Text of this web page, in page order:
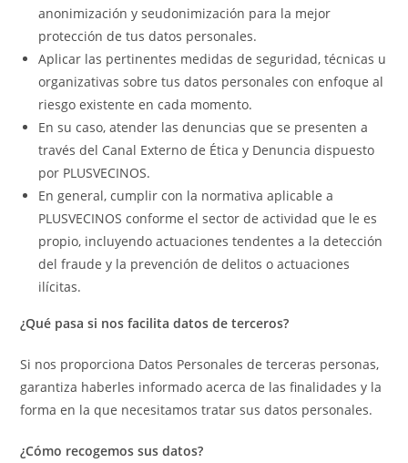
anonimización y seudonimización para la mejor
protección de tus datos personales.
Aplicar las pertinentes medidas de seguridad, técnicas u
organizativas sobre tus datos personales con enfoque al
riesgo existente en cada momento.
En su caso, atender las denuncias que se presenten a
través del Canal Externo de Ética y Denuncia dispuesto
por PLUSVECINOS.
En general, cumplir con la normativa aplicable a
PLUSVECINOS conforme el sector de actividad que le es
propio, incluyendo actuaciones tendentes a la detección
del fraude y la prevención de delitos o actuaciones
ilícitas.
¿Qué pasa si nos facilita datos de terceros?
Si nos proporciona Datos Personales de terceras personas,
garantiza haberles informado acerca de las finalidades y la
forma en la que necesitamos tratar sus datos personales.
¿Cómo recogemos sus datos?